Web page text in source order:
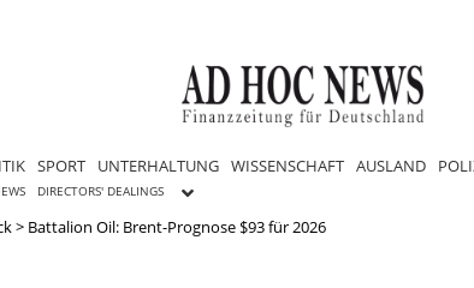
SPORT UNTERHALTUNG WISSENSCHAFT AUSLAND
DIRECTORS' DEALINGS
> Battalion Oil: Brent-Prognose $93 für 2026